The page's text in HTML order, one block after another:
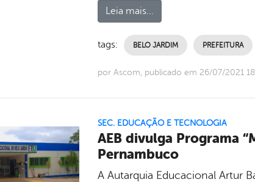
Leia mais...
tags: BELO JARDIM PREFEITURA
por Ascom, publicado em 26/07/2021
SEC. EDUCAÇÃO E TECNOLOGIA
AEB divulga Programa
Pernambuco
A Autarquia Educacional Artur